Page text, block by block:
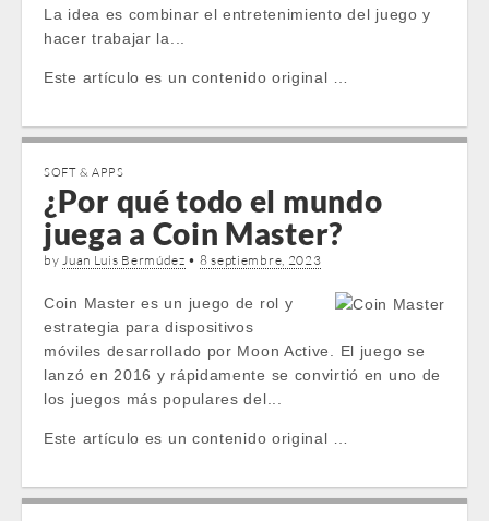
La idea es combinar el entretenimiento del juego y
hacer trabajar la...
Este artículo es un contenido original …
SOFT & APPS
¿Por qué todo el mundo
juega a Coin Master?
byJuan Luis Bermúdez • 8 septiembre, 2023
Coin Master es un juego de rol y
estrategia para dispositivos
móviles desarrollado por Moon Active. El juego se
lanzó en 2016 y rápidamente se convirtió en uno de
los juegos más populares del...
Este artículo es un contenido original …